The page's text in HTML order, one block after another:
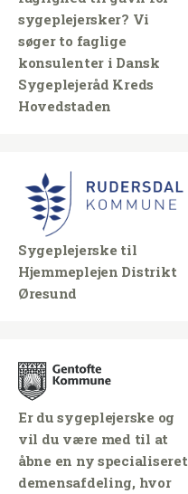
sygeplejersker? Vi
søger to faglige
konsulenter i Dansk
Sygeplejeråd Kreds
Hovedstaden
Sygeplejerske til
Hjemmeplejen Distrikt
Øresund
Er du sygeplejerske og
vil du være med til at
åbne en ny specialiseret
demensafdeling, hvor